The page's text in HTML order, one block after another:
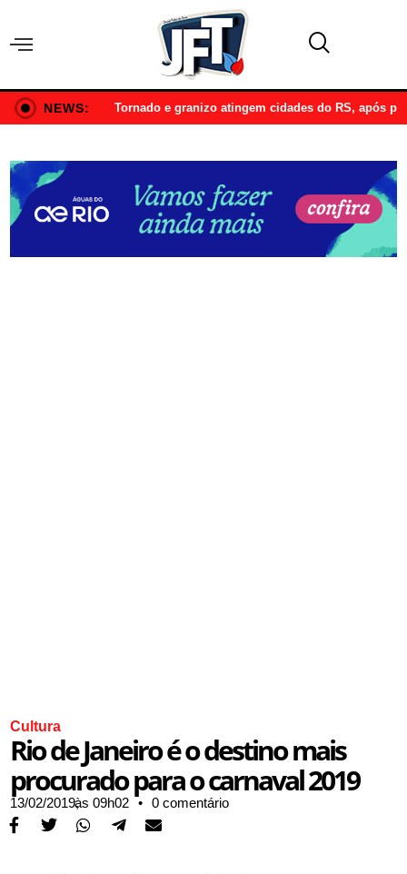
NEWS: Tornado e granizo atingem cidades do RS, após
Cultura
Rio de Janeiro é o destino mais
procurado para o carnaval 2019
13/02/2019,às 09h02 • 0 comentário